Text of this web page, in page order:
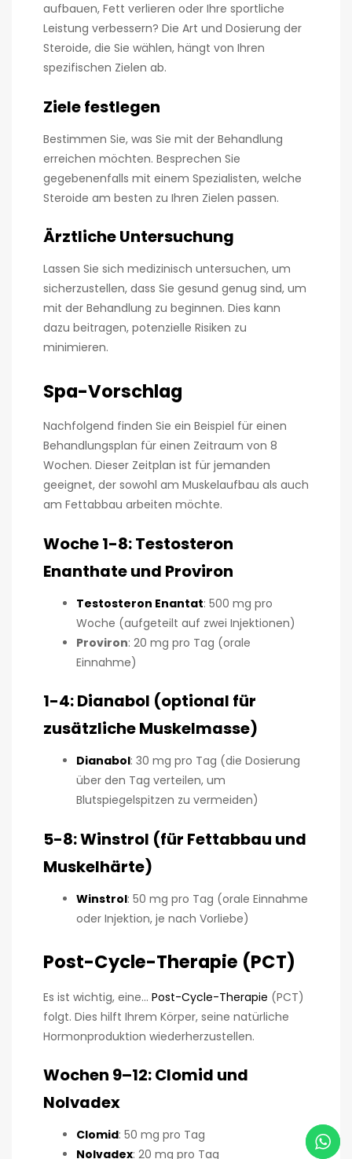
aufbauen, Fett verlieren oder Ihre sportliche
Leistung verbessern? Die Art und Dosierung der
Steroide, die Sie wählen, hängt von Ihren
spezifischen Zielen ab.
Ziele festlegen
Bestimmen Sie, was Sie mit der Behandlung
erreichen möchten. Besprechen Sie
gegebenenfalls mit einem Spezialisten, welche
Steroide am besten zu Ihren Zielen passen.
Ärztliche Untersuchung
Lassen Sie sich medizinisch untersuchen, um
sicherzustellen, dass Sie gesund genug sind, um
mit der Behandlung zu beginnen. Dies kann
dazu beitragen, potenzielle Risiken zu
minimieren.
Spa-Vorschlag
Nachfolgend finden Sie ein Beispiel für einen
Behandlungsplan für einen Zeitraum von 8
Wochen. Dieser Zeitplan ist für jemanden
geeignet, der sowohl am Muskelaufbau als auch
am Fettabbau arbeiten möchte.
Woche 1-8: Testosteron
Enanthate und Proviron
Testosteron Enantat: 500 mg pro
Woche (aufgeteilt auf zwei Injektionen)
Proviron: 20 mg pro Tag (orale
Einnahme)
1-4: Dianabol (optional für
zusätzliche Muskelmasse)
Dianabol: 30 mg pro Tag (die Dosierung
über den Tag verteilen, um
Blutspiegelspitzen zu vermeiden)
5-8: Winstrol (für Fettabbau und
Muskelhärte)
Winstrol: 50 mg pro Tag (orale Einnahme
oder Injektion, je nach Vorliebe)
Post-Cycle-Therapie (PCT)
Es ist wichtig, eine... Post-Cycle-Therapie (PCT)
folgt. Dies hilft Ihrem Körper, seine natürliche
Hormonproduktion wiederherzustellen.
Wochen 9–12: Clomid und
Nolvadex
Clomid: 50 mg pro Tag
Nolvadex: 20 mg pro Tag